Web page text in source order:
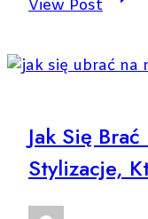
View Post
się
Jak Się
Stylizacje,